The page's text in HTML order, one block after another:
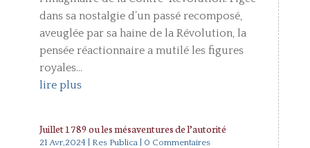
dans sa nostalgie d’un passé recomposé,
aveuglée par sa haine de la Révolution, la
pensée réactionnaire a mutilé les figures
royales...
lire plus
Juillet 1789 ou les mésaventures de l’autorité
21 Avr,2024 Res Publica| 0 Commentaires